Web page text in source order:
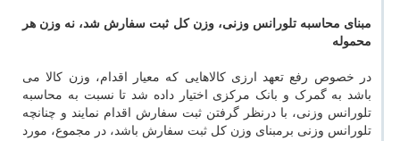
مبنای محاسبه تلورانس وزنی، وزن کل ثبت سفارش شد، نه وزن هر
محموله
در خصوص رفع تعهد ارزی کالاهایی که معیار اقدام، وزن کالا می
باشد به گمرک و بانک مرکزی اختیار داده شد تا نسبت به محاسبه
تلورانس وزنی، با درنظر گرفتن ثبت سفارش اقدام نمایند و چنانچه
تلورانس وزنی برمبنای وزن کل ثبت سفارش باشد، در مجموع، مورد